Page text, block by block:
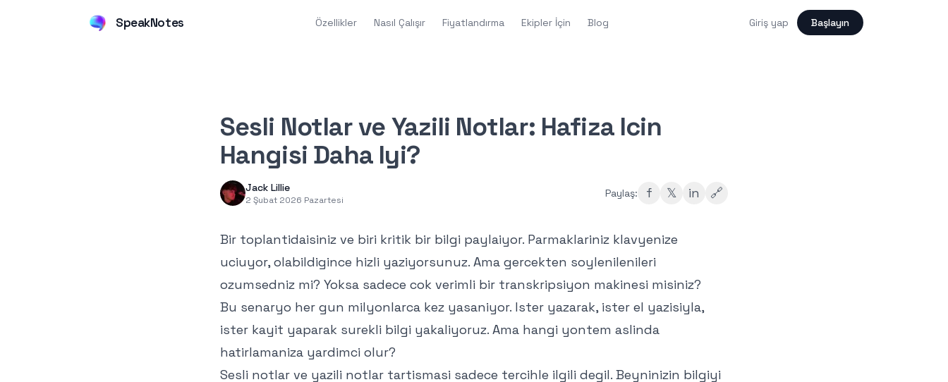
SpeakNotes Özellikler Nasıl Çalışır Fiyatlandırma Ekipler İçin Blog Giriş yap Başlayın
Sesli Notlar ve Yazili Notlar: Hafiza Icin
Hangisi Daha Iyi?
Jack Lillie
2 Şubat 2026 Pazartesi
Paylaş: f 𝕏 in 🔗
Bir toplantidaisiniz ve biri kritik bir bilgi paylaiyor. Parmaklariniz klavyenize
uciuyor, olabildigince hizli yaziyorsunuz. Ama gercekten soylenilenileri
ozumsedniz mi? Yoksa sadece cok verimli bir transkripsiyon makinesi misiniz?
Bu senaryo her gun milyonlarca kez yasaniyor. Ister yazarak, ister el yazisiyla,
ister kayit yaparak surekli bilgi yakaliyoruz. Ama hangi yontem aslinda
hatirlamaniza yardimci olur?
Sesli notlar ve yazili notlar tartismasi sadece tercihle ilgili degil. Beyninizin bilgiyi